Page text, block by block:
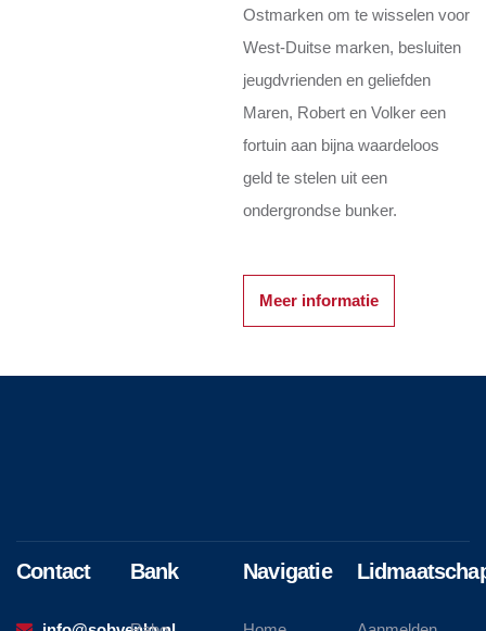
Ostmarken om te wisselen voor
West-Duitse marken, besluiten
jeugdvrienden en geliefden
Maren, Robert en Volker een
fortuin aan bijna waardeloos
geld te stelen uit een
ondergrondse bunker.
Meer informatie
Contact Bank Navigatie